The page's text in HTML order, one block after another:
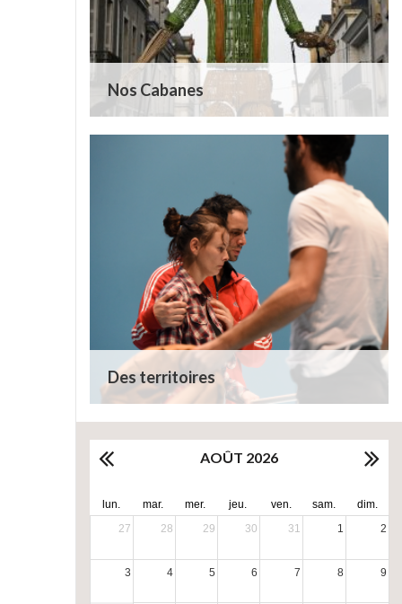
Nos Cabanes
Des territoires
AOÛT 2026
lun. mar. mer. jeu. ven. sam.
dim.
27
28 29 30 31 1 2
3 4 5 6 7 8 9